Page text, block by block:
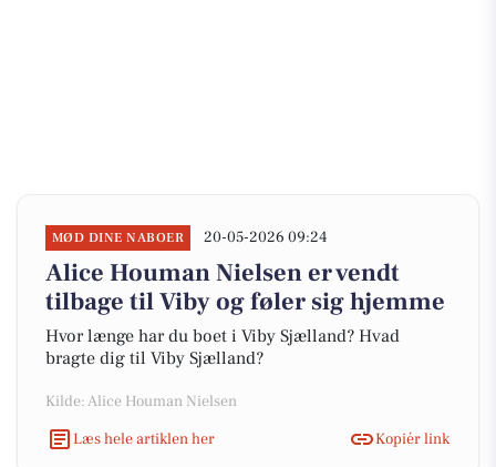
MØD DINE NABOER 20-05-2026 09:24
Alice Houman Nielsen er vendt
tilbage til Viby og føler sig hjemme
Hvor længe har du boet i Viby Sjælland? Hvad
bragte dig til Viby Sjælland?
Kilde: Alice Houman Nielsen
Læs hele artiklen her
Kopiér link